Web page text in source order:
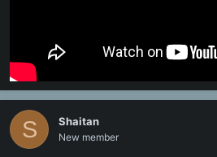
S Shaitan
New member